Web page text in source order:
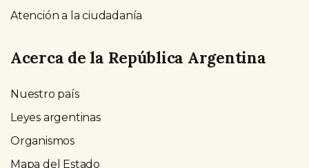
Atención a la ciudadanía
Acerca de la República Argentina
Nuestro país
Leyes argentinas
Organismos
Mapa del Estado